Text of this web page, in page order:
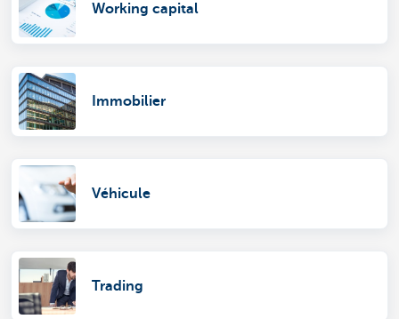
Working capital
Immobilier
Véhicule
Trading